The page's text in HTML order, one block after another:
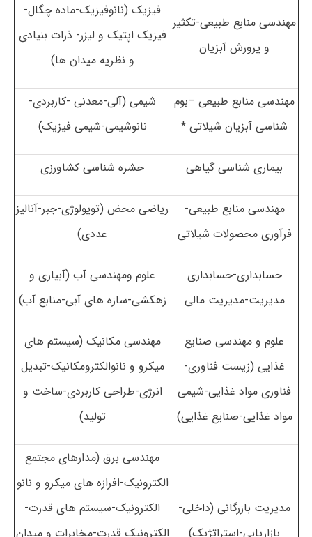
مهندسی منابع طبیعی-تکثیر
و پرورش آبزیان
فیزیک (نانوفیزیک-ماده چگال-
فیزیک اپتیک و لیزر- ذرات بنیادی
و نظریه میدان ها)
مهندسی منابع طبیعی –بوم
شناسی آبزیان شیلاتی *
شیمی (آلی-معدنی -کاربردی-
نانوشیمی-شیمی فیزیک)
بیماری شناسی گیاهی حشره شناسی کشاورزی
مهندسی منابع طبیعی-
فرآوری محصولات شیلاتی
ریاضی محض (توپولوژی-جبر-آنالیز
عددی)
حسابداری-حسابداری
مدیریت-مدیریت مالی
علوم ومهندسی آب (آبیاری و
زهکشی-سازه های آبی-منابع آب)
علوم و مهندسی صنایع
غذایی (زیست فناوری-
فناوری مواد غذایی-شیمی
مواد غذایی-صنایع غذایی)
مهندسی مکانیک (سیستم های
میکرو و نانوالکترومکانیک-تبدیل
انرژی-طراحی کاربردی-ساخت و
تولید)
مدیریت بازرگانی (داخلی-
بازاریابی-استراتژیک)
مهندسی برق (مدارهای مجتمع
الکترونیک-افرازه های میکرو و نانو
الکترونیک-سیستم های قدرت-
الکترونیک قدرت-مخابرات و میدان